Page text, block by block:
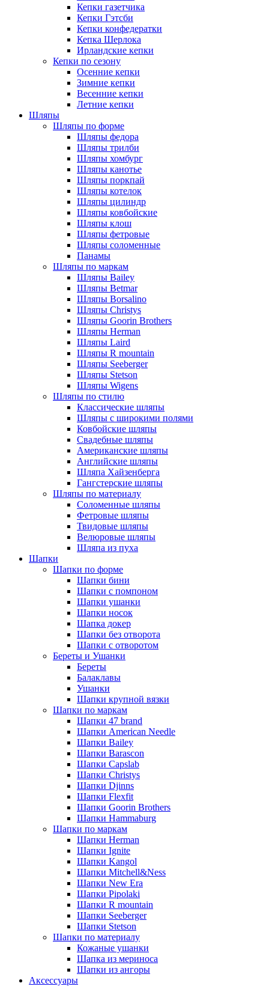
Кепки газетчика
Кепки Гэтсби
Кепки конфедератки
Кепка Шерлока
Ирландские кепки
Кепки по сезону
Осенние кепки
Зимние кепки
Весенние кепки
Летние кепки
Шляпы
Шляпы по форме
Шляпы федора
Шляпы трилби
Шляпы хомбург
Шляпы канотье
Шляпы поркпай
Шляпы котелок
Шляпы цилиндр
Шляпы ковбойские
Шляпы клош
Шляпы фетровые
Шляпы соломенные
Панамы
Шляпы по маркам
Шляпы Bailey
Шляпы Betmar
Шляпы Borsalino
Шляпы Christys
Шляпы Goorin Brothers
Шляпы Herman
Шляпы Laird
Шляпы R mountain
Шляпы Seeberger
Шляпы Stetson
Шляпы Wigens
Шляпы по стилю
Классические шляпы
Шляпы с широкими полями
Ковбойские шляпы
Свадебные шляпы
Американские шляпы
Английские шляпы
Шляпа Хайзенберга
Гангстерские шляпы
Шляпы по материалу
Соломенные шляпы
Фетровые шляпы
Твидовые шляпы
Велюровые шляпы
Шляпа из пуха
Шапки
Шапки по форме
Шапки бини
Шапки с помпоном
Шапки ушанки
Шапки носок
Шапка докер
Шапки без отворота
Шапки с отворотом
Береты и Ушанки
Береты
Балаклавы
Ушанки
Шапки крупной вязки
Шапки по маркам
Шапки 47 brand
Шапки American Needle
Шапки Bailey
Шапки Barascon
Шапки Capslab
Шапки Christys
Шапки Djinns
Шапки Flexfit
Шапки Goorin Brothers
Шапки Hammaburg
Шапки по маркам
Шапки Herman
Шапки Ignite
Шапки Kangol
Шапки Mitchell&Ness
Шапки New Era
Шапки Pipolaki
Шапки R mountain
Шапки Seeberger
Шапки Stetson
Шапки по материалу
Кожаные ушанки
Шапка из мериноса
Шапки из ангоры
Аксессуары